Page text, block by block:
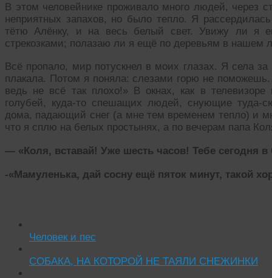
В этом человейнике проживало много людей, через
неприятных запахов, но было тепло. Я
тётю Алёнку, и на весь белый свет. Увижу ли я
стрекозками; полазаю ли я ещё по деревьям в нашем
Всё пропало, мир потускнел в моих глазах. Я села
плакала. Потом я поняла: слезами горю не
ведь не всё так плохо!» В окнах, как в
голубей, куда-то спешащих людей, снующие
дома, падающий снег (а мне тем временем тепло) и
что я сплю на белых простынях, а по вечерам папа
— «Коля, вставай! Уже шесть часов! Тебе сегодня в
-«Мамуленька, дай сосну ещё пяток минут, такой
Человек и пес
СОБАКА, НА КОТОРОЙ НЕ ТАЯЛИ СНЕЖИНКИ